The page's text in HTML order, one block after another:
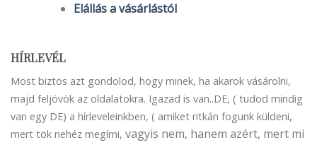
Elállás a vásárlástól
HÍRLEVÉL
Most biztos azt gondolod, hogy minek, ha akarok vásárolni,
majd feljövök az oldalatokra. Igazad is van..DE, ( tudod mindig
van egy DE) a hírleveleinkben, ( amiket ritkán fogunk küldeni,
mert tök nehéz megírni, vagyis nem, hanem azért, mert mi